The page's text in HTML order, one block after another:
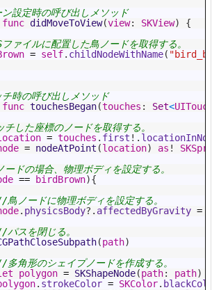
設定時の呼び出しメソッド
func didMoveToView(view: SKView)
{
ァイルに配置した鳥ノードを取得する。
= self. childNodeWithName(
時の呼び出しメソッド
func touchesBegan(touches : Set<
した座標のノードを取得する。
= touches . first ! .
= nodeAtPoint (location) as !
ドの場合、物理ボディを設定する。
== birdBrown){
鳥ノードに物理ボディを設定する。
. physicsBody? . affectedByGravity =
パスを閉じる。
(path)
多角形のシェイプノードを作成する。
polygon = SKShapeNode(path: path)
. strokeColor = SKColor.